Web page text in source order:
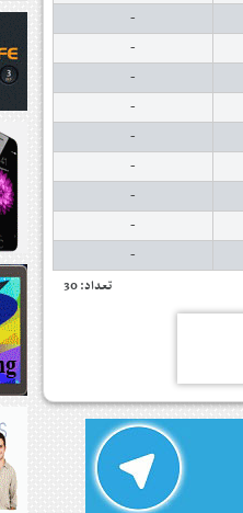
-
-
-
-
-
-
-
-
-
تعداد: 30